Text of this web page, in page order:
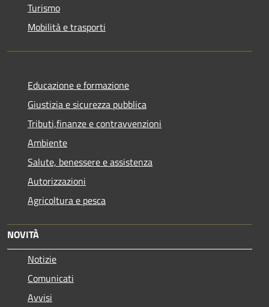
Turismo
Mobilità e trasporti
Educazione e formazione
Giustizia e sicurezza pubblica
Tributi,finanze e contravvenzioni
Ambiente
Salute, benessere e assistenza
Autorizzazioni
Agricoltura e pesca
NOVITÀ
Notizie
Comunicati
Avvisi